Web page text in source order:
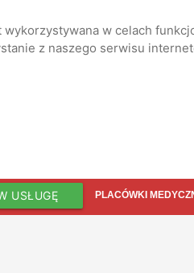
w celach
z naszego serwisu
USŁUGĘ PLACÓWKI